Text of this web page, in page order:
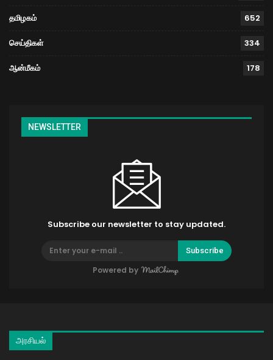
தமிழகம் 652
செய்திகள் 334
ஆன்மீகம் 178
NEWSLETTER
Subscribe our newsletter to stay updated.
Subscribe
Powered by
அரசியல்